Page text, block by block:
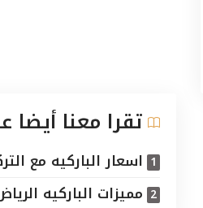
تقرا معنا أيضا
اسعار الباركيه مع
مميزات الباركيه